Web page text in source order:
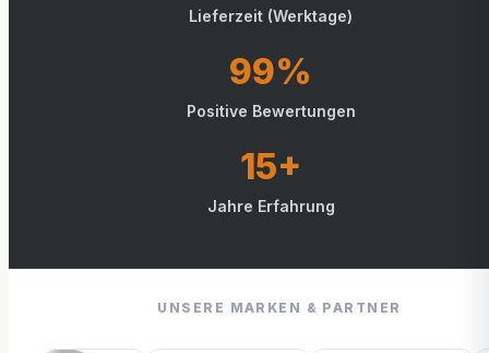
Lieferzeit (Werktage)
99%
Positive Bewertungen
15+
Jahre Erfahrung
UNSERE MARKEN & PARTNER